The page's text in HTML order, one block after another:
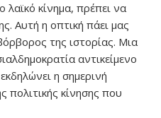
κίνημα, πρέπει να
Αυτή η οπτική πάει μας
της ιστορίας. Μια
αντικείμενο
η σημερινή
πολιτικής κίνησης που